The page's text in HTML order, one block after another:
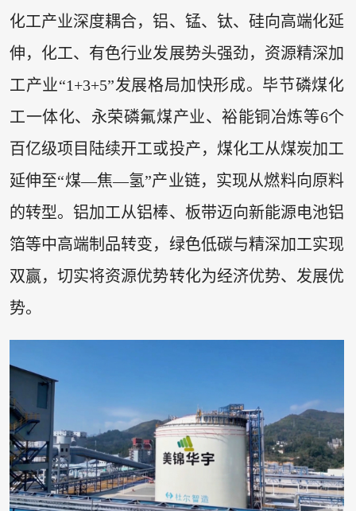
化工产业深度耦合，铝、锰、钛、硅向高端化延
伸，化工、有色行业发展势头强劲，资源精深加
工产业“1+3+5”发展格局加快形成。毕节磷煤化
工一体化、永荣磷氟煤产业、裕能铜冶炼等6个
百亿级项目陆续开工或投产，煤化工从煤炭加工
延伸至“煤—焦—氢”产业链，实现从燃料向原料
的转型。铝加工从铝棒、板带迈向新能源电池铝
箔等中高端制品转变，绿色低碳与精深加工实现
双赢，切实将资源优势转化为经济优势、发展优
势。